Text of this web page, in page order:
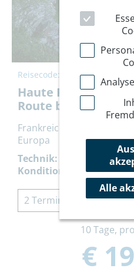
Reisecode: HWHAUTE
Haute Route
Route bewandern
Frankreich, Schweiz
Europa
Technik:
Kondition:
2 Termine à 10 Tage
10 Tage,
€
Alle